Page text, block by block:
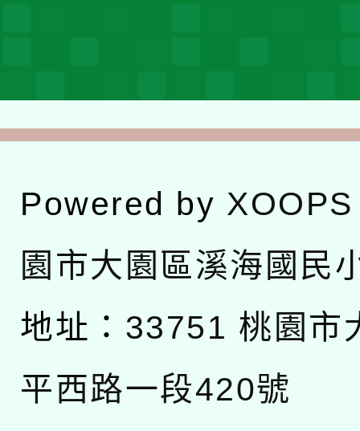
Powered by XOOPS
園市大園區溪海國民
地址： 33751 桃園市
平西路一段420號